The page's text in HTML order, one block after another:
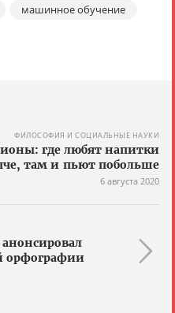
машинное обучение
ФИЛОСОФИЯ И СОЦИАЛЬНЫЕ НАУКИ
где любят напитки
там и пьют побольше
6 августа 2020
орфографии